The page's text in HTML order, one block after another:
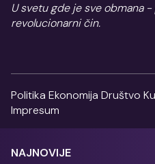
U svetu gde je sve obmana
revolucionarni čin.
Politika Ekonomija Društvo
Impresum
NAJNOVIJE